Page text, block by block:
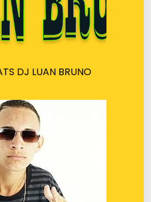
DJ LUAN BRUNO